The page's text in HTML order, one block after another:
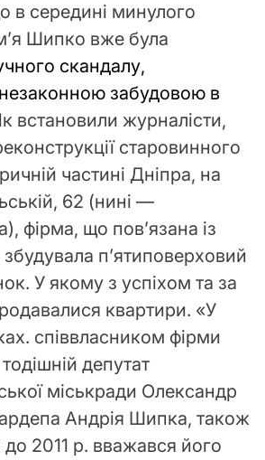
в середині минулого
Шипко вже була
скандалу,
незаконною забудовою в
встановили журналісти,
старовинного
частині Дніпра, на
62 (нині —
фірма, що пов’язана із
п’ятиповерховий
У якому з успіхом та за
квартири. «У
співвласником фірми
депутат
міськради Олександр
Андрія Шипка, також
2011 р. вважався його